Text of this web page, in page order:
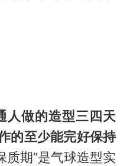
人做的造型三四天
的至少能完好保持
质期”是气球造型实